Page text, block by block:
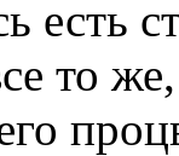
есть
то